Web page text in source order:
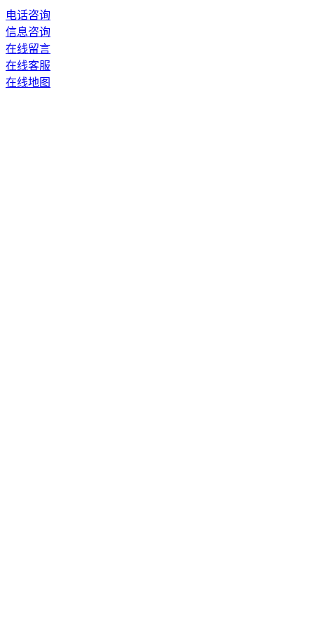
电话咨询
信息咨询
在线留言
在线客服
在线地图